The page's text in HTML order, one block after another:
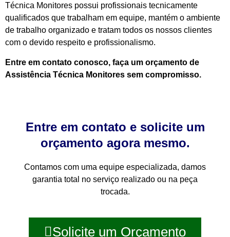
Técnica Monitores possui profissionais tecnicamente
qualificados que trabalham em equipe, mantém o ambiente
de trabalho organizado e tratam todos os nossos clientes
com o devido respeito e profissionalismo.
Entre em contato conosco, faça um orçamento de
Assistência Técnica Monitores sem compromisso.
Entre em contato e solicite um
orçamento agora mesmo.
Contamos com uma equipe especializada, damos
garantia total no serviço realizado ou na peça
trocada.
Solicite um Orçamento